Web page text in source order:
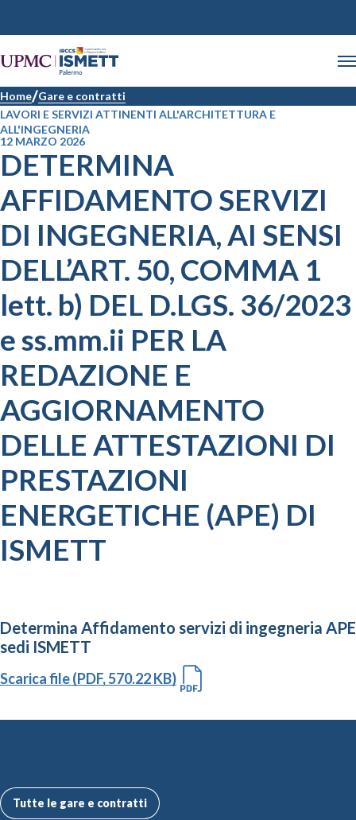
Home Gare e contratti
LAVORI E SERVIZI ATTINENTI ALL'ARCHITETTURA E
ALL'INGEGNERIA
12 MARZO 2026
DETERMINA
AFFIDAMENTO SERVIZI
DI INGEGNERIA, AI SENSI
DELL’ART. 50, COMMA 1
lett. b) DEL D.LGS. 36/2023
e ss.mm.ii PER LA
REDAZIONE E
AGGIORNAMENTO
DELLE ATTESTAZIONI DI
PRESTAZIONI
ENERGETICHE (APE) DI
ISMETT
Determina Affidamento servizi di ingegneria APE
sedi ISMETT
Scarica file (PDF, 570.22 KB)
Tutte le gare e contratti